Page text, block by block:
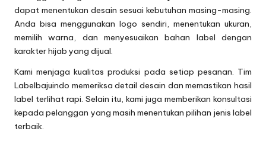
dapat menentukan desain sesuai kebutuhan masing-masing.
Anda bisa menggunakan logo sendiri, menentukan ukuran,
memilih warna, dan menyesuaikan bahan label dengan
karakter hijab yang dijual.
Kami menjaga kualitas produksi pada setiap pesanan. Tim
Labelbajuindo memeriksa detail desain dan memastikan hasil
label terlihat rapi. Selain itu, kami juga memberikan konsultasi
kepada pelanggan yang masih menentukan pilihan jenis label
terbaik.